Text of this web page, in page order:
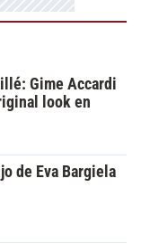
Gime Accardi
look en
de Eva Bargiela